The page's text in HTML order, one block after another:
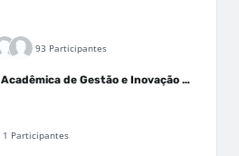
93 Participantes
Liga Acadêmica de Gestão e Inovação Médica - LAGIM
1 Participantes